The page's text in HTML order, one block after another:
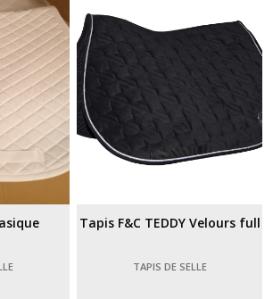
Tapis F&C TEDDY Velours full
TAPIS DE SELLE